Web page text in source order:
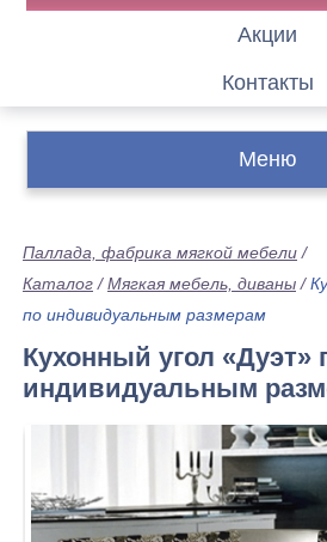
Акции
Контакты
Меню
Паллада, фабрика мягкой мебели /
Каталог /Мягкая мебель, диваны /
по индивидуальным размерам
Кухонный угол «Дуэт»
индивидуальным